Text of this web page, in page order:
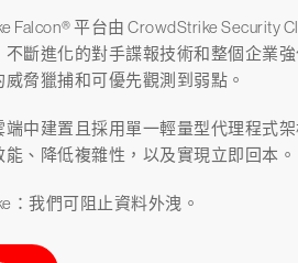
Falcon® 平台由 CrowdStrike Security
不斷進化的對手諜報技術和整個企業
脅獵捕和可優先觀測到弱點。
端中建置且採用單一輕量型代理程式
能、降低複雜性，以及實現立即回本。
：我們可阻止資料外洩。